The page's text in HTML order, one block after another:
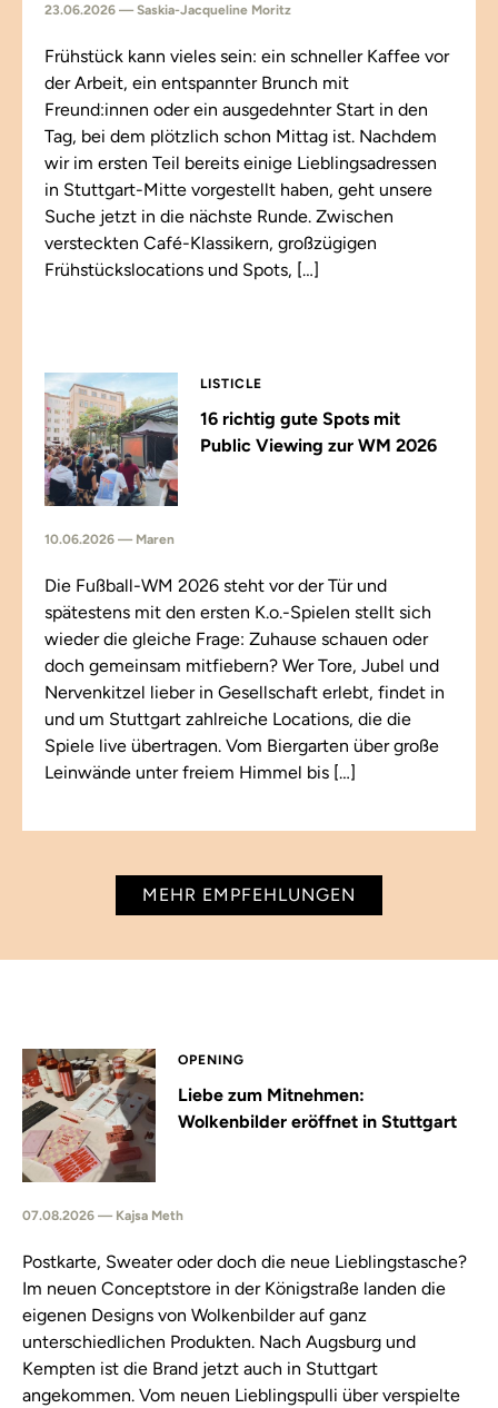
23.06.2026 — Saskia-Jacqueline Moritz
Frühstück kann vieles sein: ein schneller Kaffee vor
der Arbeit, ein entspannter Brunch mit
Freund:innen oder ein ausgedehnter Start in den
Tag, bei dem plötzlich schon Mittag ist. Nachdem
wir im ersten Teil bereits einige Lieblingsadressen
in Stuttgart-Mitte vorgestellt haben, geht unsere
Suche jetzt in die nächste Runde. Zwischen
versteckten Café-Klassikern, großzügigen
Frühstückslocations und Spots, […]
LISTICLE
16 richtig gute Spots mit
Public Viewing zur WM 2026
10.06.2026 — Maren
Die Fußball-WM 2026 steht vor der Tür und
spätestens mit den ersten K.o.-Spielen stellt sich
wieder die gleiche Frage: Zuhause schauen oder
doch gemeinsam mitfiebern? Wer Tore, Jubel und
Nervenkitzel lieber in Gesellschaft erlebt, findet in
und um Stuttgart zahlreiche Locations, die die
Spiele live übertragen. Vom Biergarten über große
Leinwände unter freiem Himmel bis […]
MEHR EMPFEHLUNGEN
OPENING
Liebe zum Mitnehmen:
Wolkenbilder eröffnet in Stuttgart
07.08.2026 — Kajsa Meth
Postkarte, Sweater oder doch die neue Lieblingstasche?
Im neuen Conceptstore in der Königstraße landen die
eigenen Designs von Wolkenbilder auf ganz
unterschiedlichen Produkten. Nach Augsburg und
Kempten ist die Brand jetzt auch in Stuttgart
angekommen. Vom neuen Lieblingspulli über verspielte